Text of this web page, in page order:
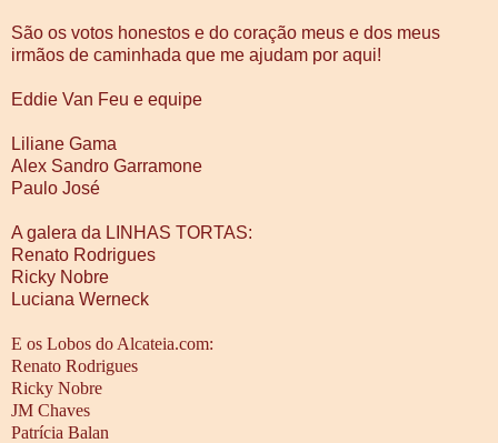
São os votos honestos e do coração meus e dos meus
irmãos de caminhada que me ajudam por aqui!
Eddie Van Feu e equipe
Liliane Gama
Alex Sandro Garramone
Paulo José
A galera da LINHAS TORTAS:
Renato Rodrigues
Ricky Nobre
Luciana Werneck
E os Lobos do Alcateia.com:
Renato Rodrigues
Ricky Nobre
JM Chaves
Patrícia Balan